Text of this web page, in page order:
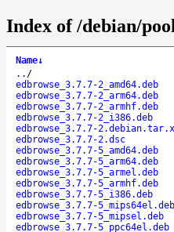
Index of /debian/
Name↓
.. /
edbrowse_3.7.7-2_amd64.deb
edbrowse_3.7.7-2_arm64.deb
edbrowse_3.7.7-2_armhf.deb
edbrowse_3.7.7-2_i386.deb
edbrowse_3.7.7-
edbrowse_3.7.7-2.dsc
edbrowse_3.7.7-5_amd64.deb
edbrowse_3.7.7-5_arm64.deb
edbrowse_3.7.7-5_armel.deb
edbrowse_3.7.7-5_armhf.deb
edbrowse_3.7.7-5_i386.deb
edbrowse_3.7.7-5_mips64el.deb
edbrowse_3.7.7-5_mipsel.deb
edbrowse_3.7.7-5_ppc64el.deb